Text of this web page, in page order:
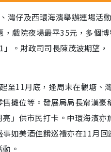
灣仔及西環海濱舉辦連場活
戲院夜場最平35元，多個
。財政司司長陳茂波期望
至11月底，逢周末在觀塘、
攤位等。發展局局長甯漢豪
」供市民打卡。中環海濱亦
如美酒佳餚巡禮亦在11月
。